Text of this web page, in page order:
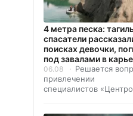
4 метра песка:
спасатели
поисках девочки,
под завалами в
06.08
Решается
привлечении
специалистов